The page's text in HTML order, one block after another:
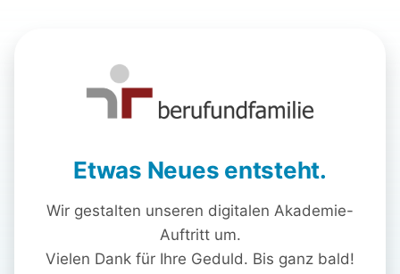
Etwas Neues entsteht.
Wir gestalten unseren digitalen Akademie-
Auftritt um.
Vielen Dank für Ihre Geduld. Bis ganz bald!